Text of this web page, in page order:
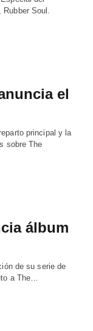
Rubber Soul.
el
principal y la
sobre The
álbum
de su serie de
a The…